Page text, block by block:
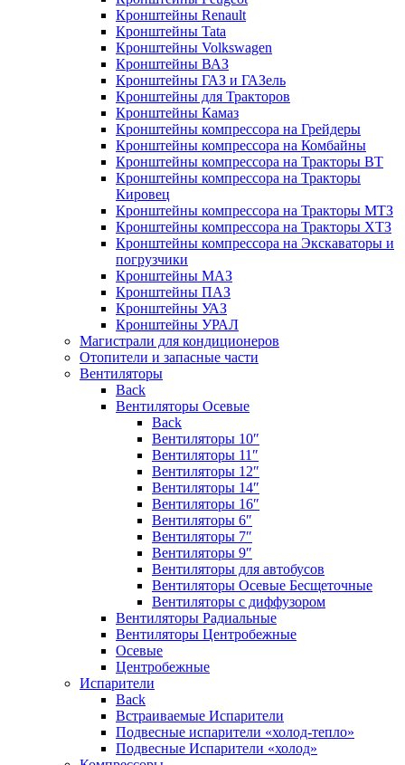
Кронштейны Renault
Кронштейны Tata
Кронштейны Volkswagen
Кронштейны ВАЗ
Кронштейны ГАЗ и ГАЗель
Кронштейны для Тракторов
Кронштейны Камаз
Кронштейны компрессора на Грейдеры
Кронштейны компрессора на Комбайны
Кронштейны компрессора на Тракторы ВТ
Кронштейны компрессора на Тракторы
Кировец
Кронштейны компрессора на Тракторы МТЗ
Кронштейны компрессора на Тракторы ХТЗ
Кронштейны компрессора на Экскаваторы и
погрузчики
Кронштейны МАЗ
Кронштейны ПАЗ
Кронштейны УАЗ
Кронштейны УРАЛ
Магистрали для кондиционеров
Отопители и запасные части
Вентиляторы
Back
Вентиляторы Осевые
Back
Вентиляторы 10″
Вентиляторы 11″
Вентиляторы 12″
Вентиляторы 14″
Вентиляторы 16″
Вентиляторы 6″
Вентиляторы 7″
Вентиляторы 9″
Вентиляторы для автобусов
Вентиляторы Осевые Бесщеточные
Вентиляторы с диффузором
Вентиляторы Радиальные
Вентиляторы Центробежные
Осевые
Центробежные
Испарители
Back
Встраиваемые Испарители
Подвесные испарители «холод-тепло»
Подвесные Испарители «холод»